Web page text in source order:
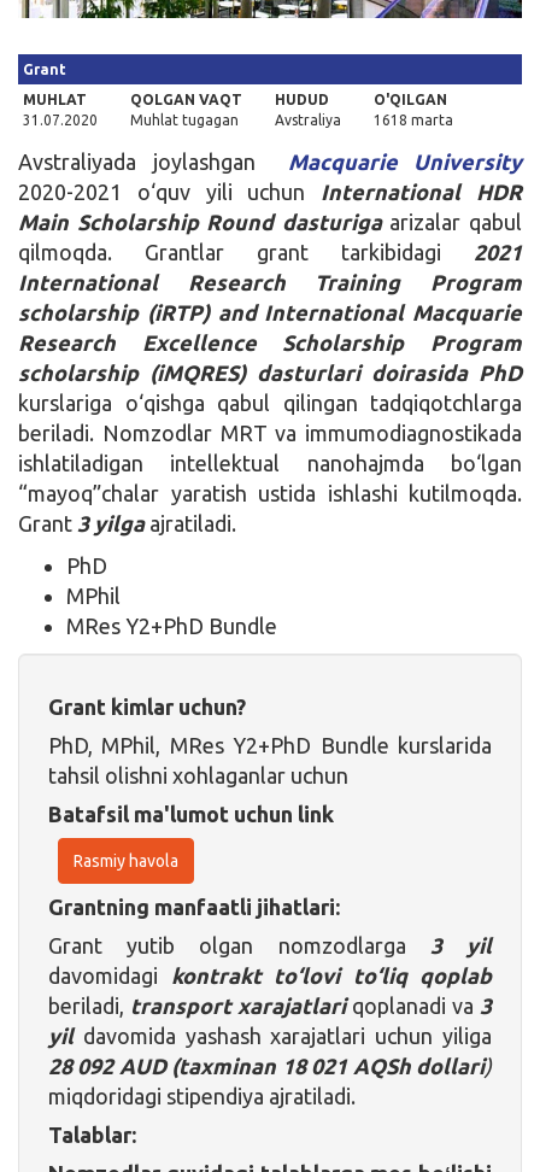
Grant
MUHLAT
31.07.2020
QOLGAN VAQT
Muhlat tugagan
HUDUD
Avstraliya
O'QILGAN
1618 marta
Avstraliyada joylashgan
Macquarie University
2020-2021 o‘quv yili uchun
International HDR
Main Scholarship Round dasturigaarizalar qabul
qilmoqda. Grantlar grant tarkibidagi 2021
International Research Training Program
scholarship (iRTP) and International Macquarie
Research Excellence Scholarship Program
scholarship (iMQRES) dasturlari doirasida PhD
kurslariga o‘qishga qabul qilingan tadqiqotchlarga
beriladi. Nomzodlar MRT va immumodiagnostikada
ishlatiladigan intellektual nanohajmda bo‘lgan
“mayoq”chalar yaratish ustida ishlashi kutilmoqda.
Grant 3 yilgaajratiladi.
PhD
MPhil
MRes Y2+PhD Bundle
Grant kimlar uchun?
PhD, MPhil, MRes Y2+PhD Bundle kurslarida
tahsil olishni xohlaganlar uchun
Batafsil ma'lumot uchun link
Rasmiy havola
Grantning manfaatli jihatlari:
Grant yutib olgan nomzodlarga 3 yil
davomidagi
kontrakt to‘lovi
to‘liq qoplab
beriladi, transport xarajatlariqoplanadi va 3
yil davomida yashash xarajatlari uchun yiliga
28 092 AUD (taxminan 18 021 AQSh dollari)
miqdoridagi stipendiya ajratiladi.
Talablar: